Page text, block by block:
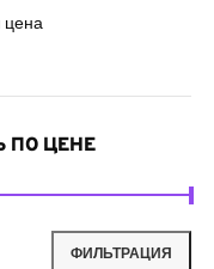
ПО ЦЕНЕ
ФИЛЬТРАЦИЯ